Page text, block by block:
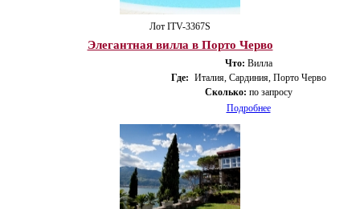
Лот ITV-3367S
Элегантная вилла в Порто Черво
Что: Вилла
Где: Италия, Сардиния, Порто Черво
Сколько: по запросу
Подробнее